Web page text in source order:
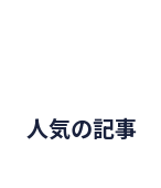
人気の記事